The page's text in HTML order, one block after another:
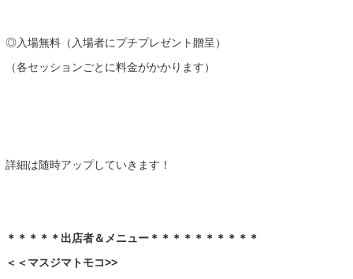
◎入場無料（入場者にプチプレゼント贈呈）
（各セッションごとに料金がかかります）
詳細は随時アップしていきます！
＊＊＊＊＊出店者＆メニュー＊＊＊＊＊＊＊＊＊＊
＜＜マスジマトモコ>>